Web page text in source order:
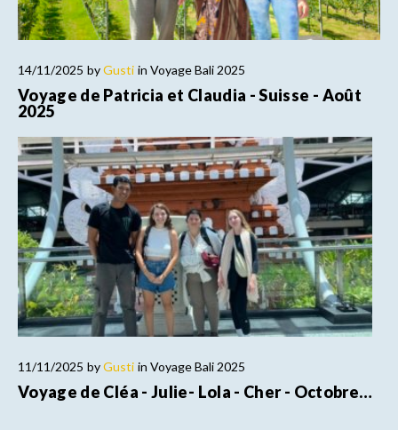
14/11/2025 byGusti in Voyage Bali 2025
Voyage de Patricia et Claudia - Suisse - Août
2025
11/11/2025 byGusti in Voyage Bali 2025
Voyage de Cléa - Julie- Lola - Cher - Octobre…